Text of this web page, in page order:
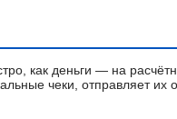
как деньги — на
чеки, отправляет их